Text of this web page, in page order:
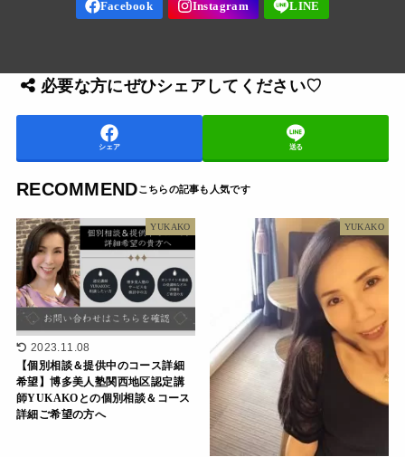
必要な方にぜひシェアしてください♡
シェア 送る
RECOMMEND
YUKAKO
2023.11.08
【個別相談＆提供中のコース詳細
希望】博多美人塾関西地区認定講
師YUKAKOとの個別相談＆コース
詳細ご希望の方へ
YUKAKO